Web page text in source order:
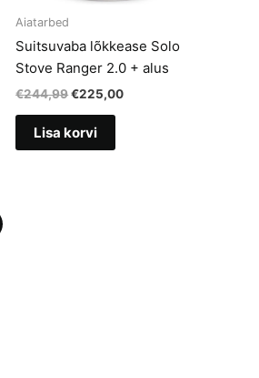
Aiatarbed
Suitsuvaba lõkkease Solo
Stove Ranger 2.0 + alus
€244,99Algne
€244,99.
€225,00Current
Lisa korvi